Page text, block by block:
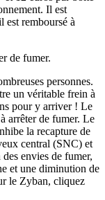
Il est
est remboursé à
de fumer.
personnes.
un véritable frein à
pour y arriver ! Le
arrêter de fumer. Le
la recapture de
central (SNC) et
envies de fumer,
et une diminution de
le Zyban, cliquez